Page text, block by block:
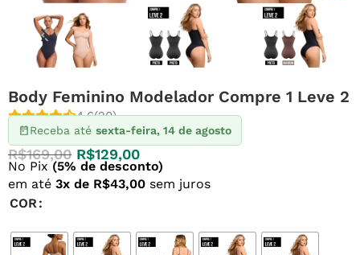
Body Feminino Modelador Compre 1 Leve 2
4.6(20)
Receba até sexta-feira, 14 de agosto
R$169,00 R$129,00
No Pix(5% de desconto)
em até 3x de R$43,00 sem juros
COR